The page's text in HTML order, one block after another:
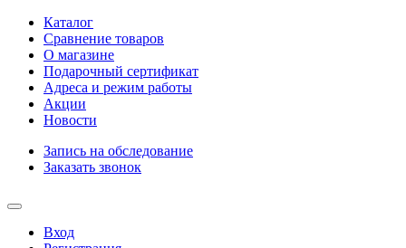
Каталог
Сравнение товаров
О магазине
Подарочный сертификат
Адреса и режим работы
Акции
Новости
Запись на обследование
Заказать звонок
Вход